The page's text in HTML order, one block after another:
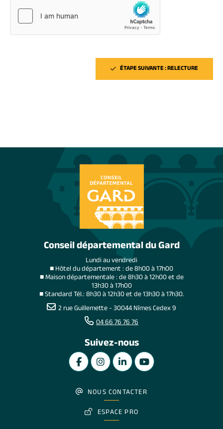
ÉTAPE SUIVANTE : RELECTURE
Conseil départemental du Gard
Lundi au vendredi
■ Hôtel du département : de 8h00 à 17h00
■ Maison départementale : de 8h30 à 12h00 et de
13h30 à 17h00
■ Standard Tél.: 8h30 à 12h30 et de 13h30 à 17h30.
2 rue Guillemette - 30044 Nîmes Cedex 9
04 66 76 76 76
Suivez-nous
NOUS CONTACTER
ESPACE PRO